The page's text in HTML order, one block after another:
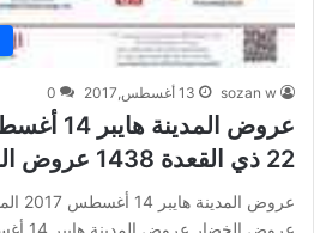
sozan w 13 أغسطس,2017 0
22 ذي القعدة 1438 عروض الخضار
عروض الخضار عروض المدينة هايبر 14 أغسطس 2017 الموافق…